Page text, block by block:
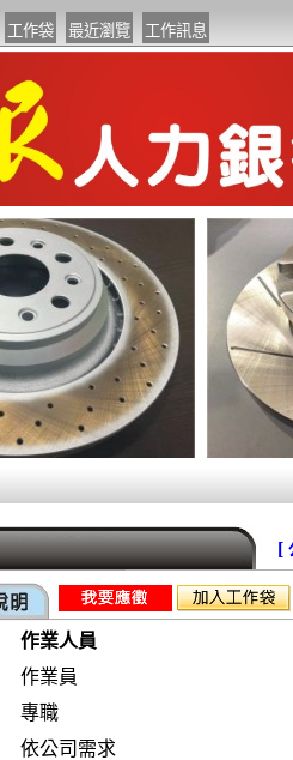
[
作業人員
作業
專職
依公司需求